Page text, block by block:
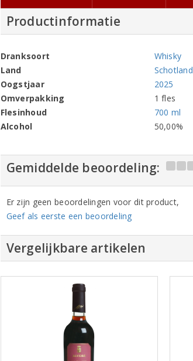
Productinformatie
Dranksoort
Whisky
Land
Schotland
Oogstjaar
2025
Omverpakking
1 fles
Flesinhoud
700 ml
Alcohol
50,00%
Gemiddelde beoordeling:
Er zijn geen beoordelingen voor dit product,
Geef als eerste een beoordeling
Vergelijkbare artikelen